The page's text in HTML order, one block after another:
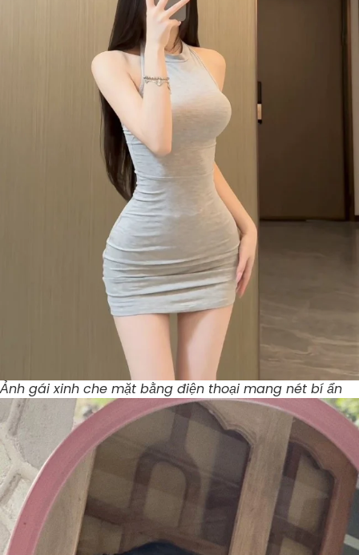
Ảnh gái xinh che mặt bằng điện thoại mang nét bí ẩn